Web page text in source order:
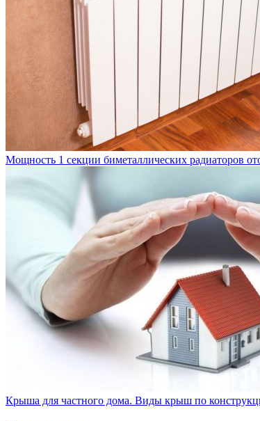
Мощность 1 секции биметаллических радиаторов
Крыша для частного дома. Виды крыш по